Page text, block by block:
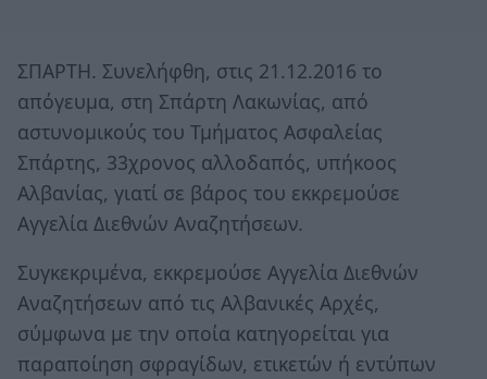
ΣΠΑΡΤΗ. Συνελήφθη, στις 21.12.2016 το
απόγευμα, στη Σπάρτη Λακωνίας, από
αστυνομικούς του Τμήματος Ασφαλείας
Σπάρτης, 33χρονος αλλοδαπός, υπήκοος
Αλβανίας, γιατί σε βάρος του εκκρεμούσε
Αγγελία Διεθνών Αναζητήσεων.
Συγκεκριμένα, εκκρεμούσε Αγγελία Διεθνών
Αναζητήσεων από τις Αλβανικές Αρχές,
σύμφωνα με την οποία κατηγορείται για
παραποίηση σφραγίδων, ετικετών ή εντύπων